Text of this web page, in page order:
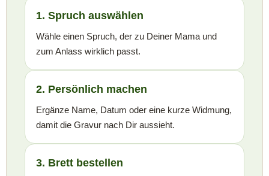
1. Spruch auswählen
Wähle einen Spruch, der zu Deiner Mama und
zum Anlass wirklich passt.
2. Persönlich machen
Ergänze Name, Datum oder eine kurze Widmung,
damit die Gravur nach Dir aussieht.
3. Brett bestellen